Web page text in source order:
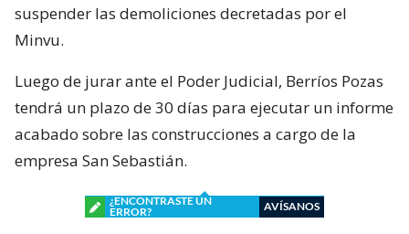
suspender las demoliciones decretadas por el
Minvu.
Luego de jurar ante el Poder Judicial, Berríos Pozas
tendrá un plazo de 30 días para ejecutar un informe
acabado sobre las construcciones a cargo de la
empresa San Sebastián.
¿ENCONTRASTE UN
ERROR?
AVÍSANOS